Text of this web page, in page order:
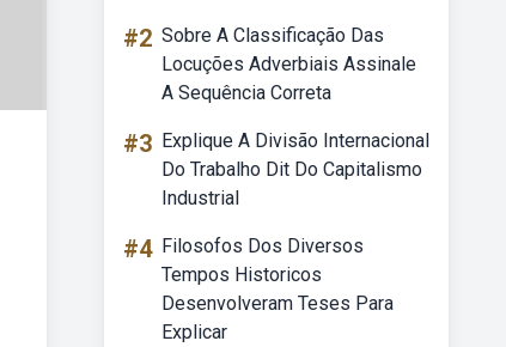
#2 Sobre A Classificação Das
Locuções Adverbiais Assinale
A Sequência Correta
#3 Explique A Divisão Internacional
Do Trabalho Dit Do Capitalismo
Industrial
#4 Filosofos Dos Diversos
Tempos Historicos
Desenvolveram Teses Para
Explicar